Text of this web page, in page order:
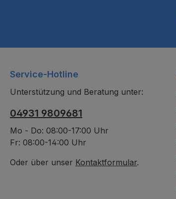
Service-Hotline
Unterstützung und Beratung unter:
04931 9809681
Mo - Do: 08:00-17:00 Uhr
Fr: 08:00-14:00 Uhr
Oder über unser Kontaktformular.